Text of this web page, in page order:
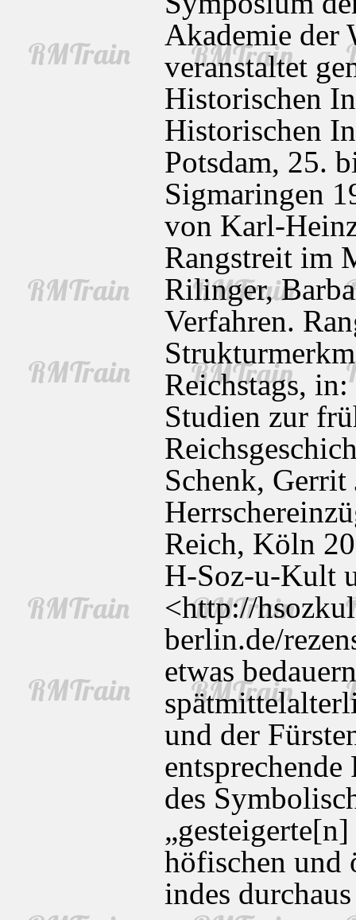
Akademie der
veranstaltet
Historischen
Historischen
Potsdam, 25.
Sigmaringen
von Karl-
Rangstreit im
Rilinger,
Verfahren.
Reichstags,
Studien zur
Schenk,
Reich, Köln
H-Soz-u-Kult
<http://
berlin.de/
etwas
und der
entsprechende
des
höfischen und
indes